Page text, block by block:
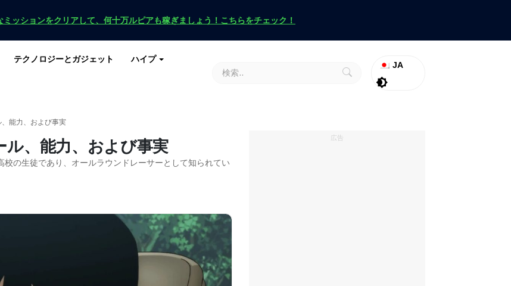
ミッションをクリアして、何十万ルピアも稼ぎましょう！こちらをチェック！
テクノロジーとガジェット ハイプ
JA
ヴァロラント
能力、および事実
、能力、および事実
の生徒であり、オールラウンドレーサーとして知られてい
広告